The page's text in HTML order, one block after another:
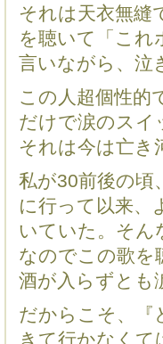
それは天衣無縫
を聴いて「これ
言いながら、泣
この人超個性的
だけで涙のスイ
それは今は亡き
私が30前後の頃
に行って以来、
いていた。そん
なのでこの歌を
酒が入らずとも
だからこそ、『
きて行かなくて